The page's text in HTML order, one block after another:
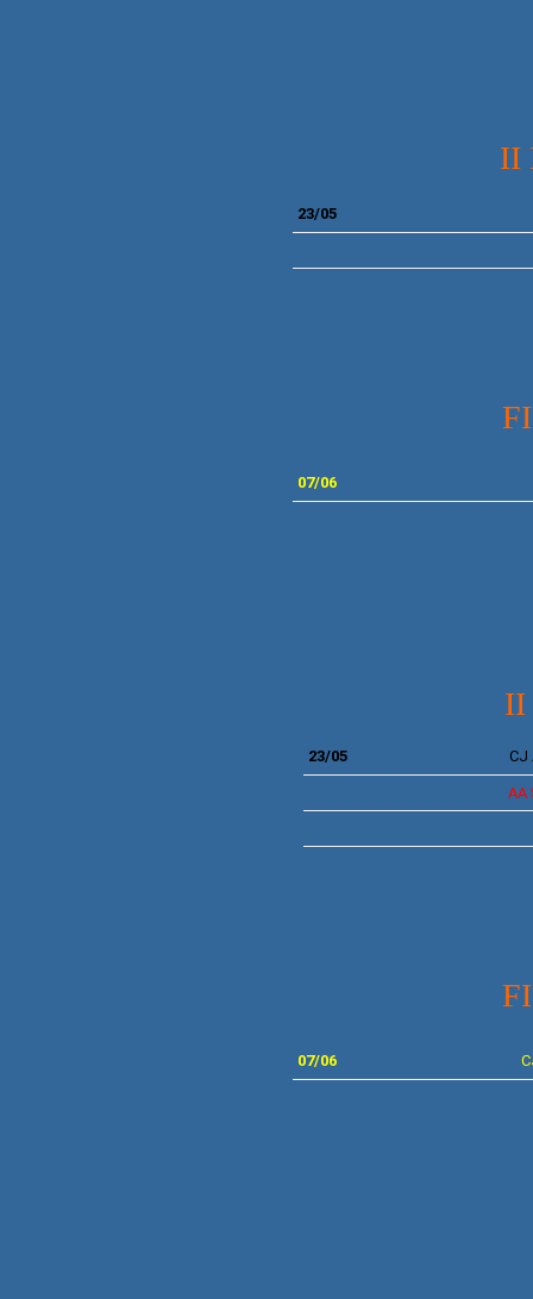
II
23/05
07/06
II
23/05 CJ
AA
07/06